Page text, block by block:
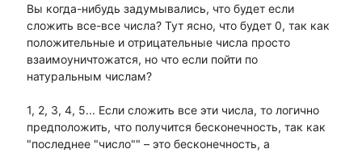
Вы когда-нибудь задумывались, что будет если
сложить все-все числа? Тут ясно, что будет 0, так как
положительные и отрицательные числа просто
взаимоуничтожатся, но что если пойти по
натуральным числам?
1, 2, 3, 4, 5... Если сложить все эти числа, то логично
предположить, что получится бесконечность, так как
"последнее "число"" – это бесконечность, а